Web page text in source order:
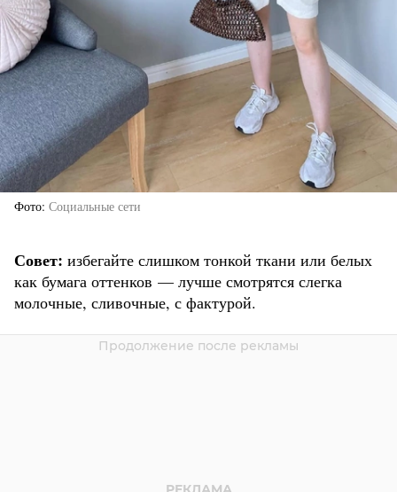
Фото Социальные сети
Совет: избегайте слишком тонкой ткани или белых
как бумага оттенков — лучше смотрятся слегка
молочные, сливочные, с фактурой.